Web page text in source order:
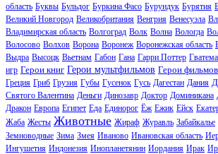
область Буквы Бульдог Буркина Фасо Бурундук Бурятия
Великий Новгород Великобритания Венгрия Венесуэла
Владимирская область Волгоград Волк Волна Вологда
Волосово Волхов Ворона Воронеж Воронежская область
Выдра Высоцк Вьетнам Габон Гана Гарри Поттер
игр Герои книг Герои мультфильмов Герои фильмов
Греция Гриб Грузия Губы Гусенок Гусь Дагестан Дания
Святого Валентина Деньги Динозавр Доктор Доминикана
Дракон Европа Египет Еда Единорог Ёж Ежик Ейск
Жаба Жесты Животные Жираф Журавль Забайкалье
Земноводные Зима Змея Иваново Ивановская область
Ингушетия Индонезия Инопланетянин Иордания Ирак